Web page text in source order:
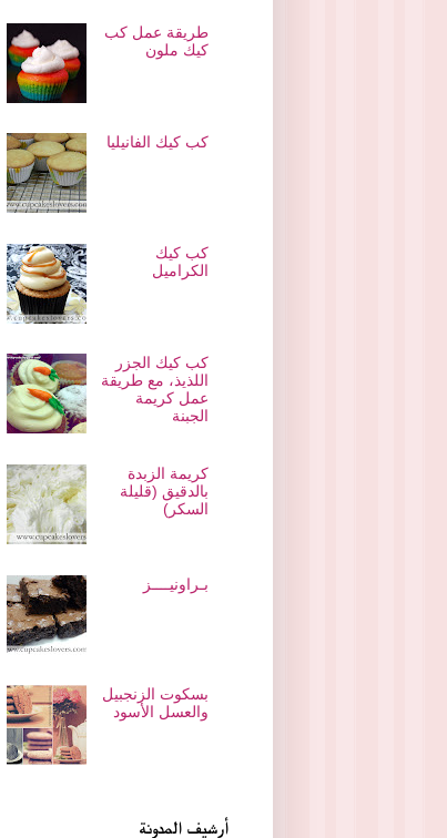
طريقة عمل كب
كيك ملون
كب كيك الفانيليا
كب كيك
الكراميل
كب كيك الجزر
اللذيذ، مع طريقة
عمل كريمة
الجبنة
كريمة الزبدة
بالدقيق (قليلة
السكر)
بـراونيــــز
بسكوت الزنجبيل
والعسل الأسود
أرشيف المدونة